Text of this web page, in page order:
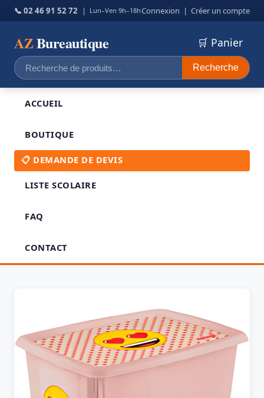
📞 02 46 91 52 72 | Lun–Ven 9h–18hConnexion | Créer un compte
AZBureautique
Recherche
pour :
Recherche
🛒 Panier
ACCUEIL
BOUTIQUE
📋 DEMANDE DE DEVIS
LISTE SCOLAIRE
FAQ
CONTACT